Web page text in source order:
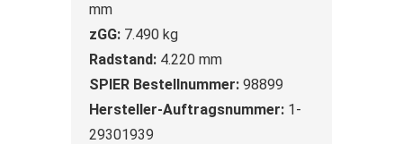
mm
zGG: 7.490 kg
Radstand: 4.220 mm
SPIER Bestellnummer: 98899
Hersteller-Auftragsnummer: 1-
29301939